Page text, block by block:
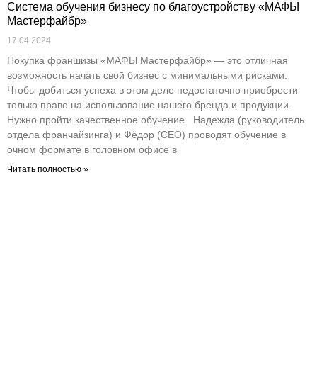
Система обучения бизнесу по благоустройству «МАФЫ
Мастерфайбр»
17.04.2024
Покупка франшизы «МАФЫ Мастерфайбр» — это отличная
возможность начать свой бизнес с минимальными рисками.
Чтобы добиться успеха в этом деле недостаточно приобрести
только право на использование нашего бренда и продукции.
Нужно пройти качественное обучение. Надежда (руководитель
отдела франчайзинга) и Фёдор (CEO) проводят обучение в
очном формате в головном офисе в
Читать полностью »